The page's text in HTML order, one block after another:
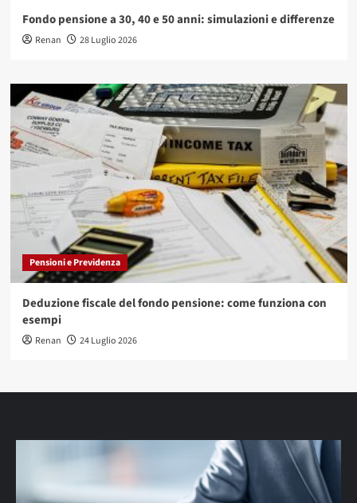
Fondo pensione a 30, 40 e 50 anni: simulazioni e differenze
Renan 28 Luglio 2026
Pensioni e Previdenza
Deduzione fiscale del fondo pensione: come funziona con
esempi
Renan 24 Luglio 2026